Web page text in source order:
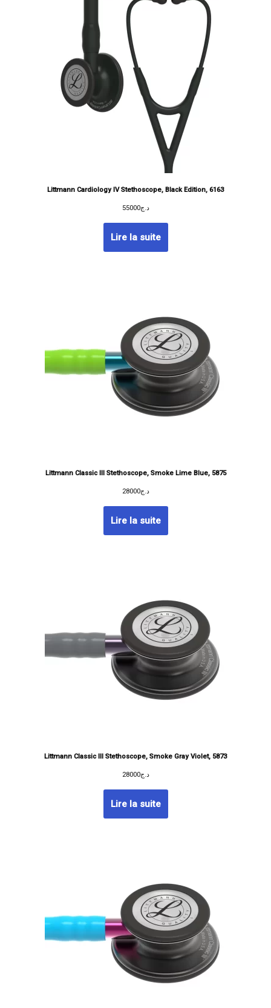
Littmann Cardiology IV Stethoscope, Black Edition, 6163
د.ج55000
Lire la suite
Littmann Classic III Stethoscope, Smoke Lime Blue, 5875
د.ج28000
Lire la suite
Littmann Classic III Stethoscope, Smoke Gray Violet, 5873
د.ج28000
Lire la suite